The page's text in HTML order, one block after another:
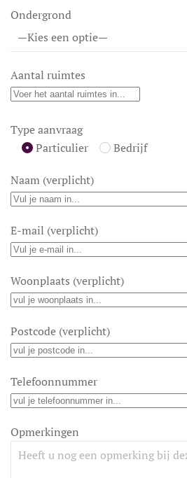
Ondergrond
Aantal ruimtes
Type aanvraag
Particulier
Bedrijf
Naam (verplicht)
E-mail (verplicht)
Woonplaats (verplicht)
Postcode (verplicht)
Telefoonnummer
Opmerkingen